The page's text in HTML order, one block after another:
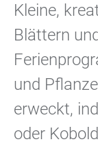
Kleine,
Blättern
und
erweckt,
oder